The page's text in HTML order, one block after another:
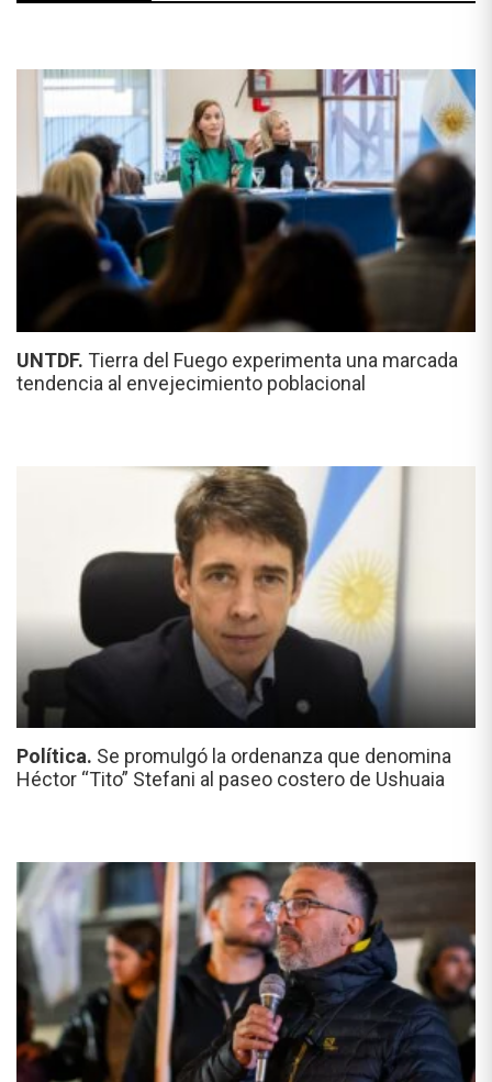
UNTDF. Tierra del Fuego experimenta una marcada
tendencia al envejecimiento poblacional
Política. Se promulgó la ordenanza que denomina
Héctor “Tito” Stefani al paseo costero de Ushuaia